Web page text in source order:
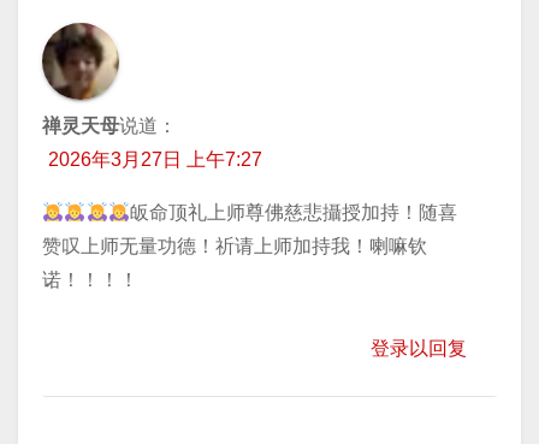
禅灵天母说道：
2026年3月27日 上午7:27
皈命顶礼上师尊佛慈悲攝授加持！随喜
赞叹上师无量功德！祈请上师加持我！喇嘛钦
诺！！！！
登录以回复